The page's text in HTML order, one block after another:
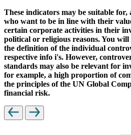
These indicators may be suitable for,
who want to be in line with their
certain corporate activities in their
political or religious reasons. You
the definition of the individual
respective info i's. However,
standards may also be relevant for
for example, a high proportion of
the principles of the UN Global
financial risk.